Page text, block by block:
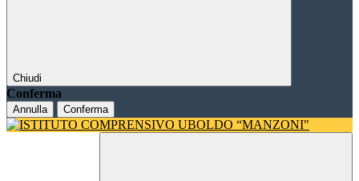
Chiudi
Conferma
Annulla Conferma